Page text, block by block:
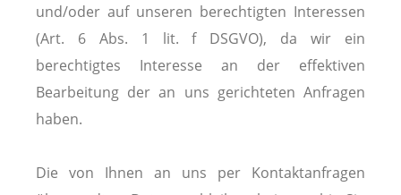
und/oder auf unseren berechtigten Interessen
(Art. 6 Abs. 1 lit. f DSGVO), da wir ein
berechtigtes Interesse an der effektiven
Bearbeitung der an uns gerichteten Anfragen
haben.
Die von Ihnen an uns per Kontaktanfragen